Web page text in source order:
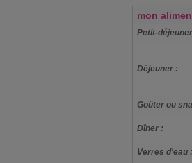
mon
Petit-
Déjeuner :
Goûter ou
Dîner :
Verres d'eau :